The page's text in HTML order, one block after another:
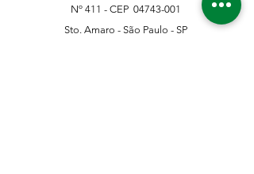
Nº 411 - CEP 04743-001
Sto. Amaro - São Paulo - SP